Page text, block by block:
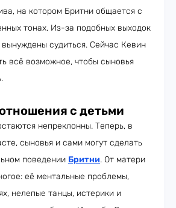
на котором Бритни общается с
тонах. Из-за подобных выходок
судиться. Сейчас Кевин
всё возможное, чтобы сыновья
с детьми
непреклонны. Теперь, в
сыновья и сами могут сделать
поведении Бритни. От матери
её ментальные проблемы,
нелепые танцы, истерики и